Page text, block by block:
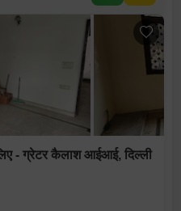
- ग्रेटर कैलाश आईआई, दिल्ली